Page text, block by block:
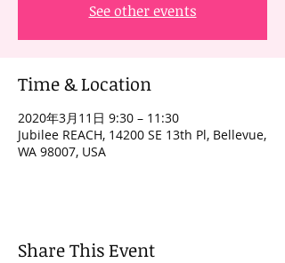
See other events
Time & Location
2020年3月11日 9:30 – 11:30
Jubilee REACH, 14200 SE 13th Pl, Bellevue,
WA 98007, USA
Share This Event